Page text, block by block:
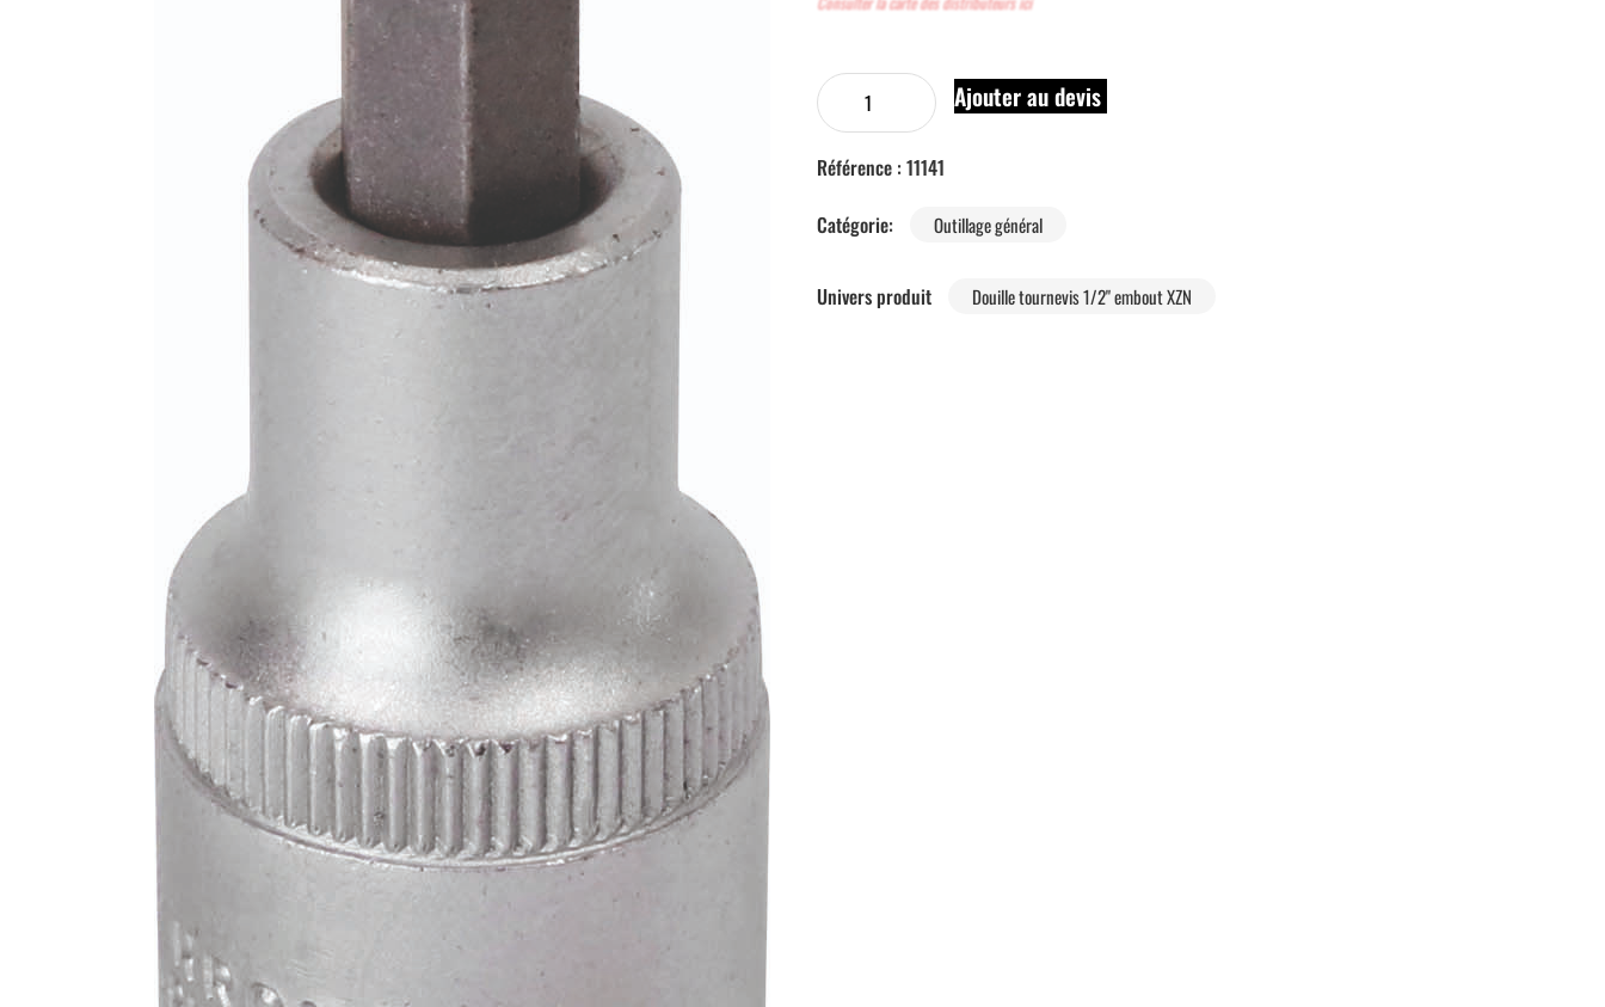
Ajouter au devis
Référence : 11141
Catégorie:
Outillage général
Univers produit Douille tournevis 1/2" embout XZN